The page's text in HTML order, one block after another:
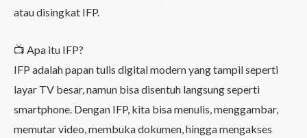
atau disingkat IFP.
📺 Apa itu IFP?
IFP adalah papan tulis digital modern yang tampil seperti
layar TV besar, namun bisa disentuh langsung seperti
smartphone. Dengan IFP, kita bisa menulis, menggambar,
memutar video, membuka dokumen, hingga mengakses